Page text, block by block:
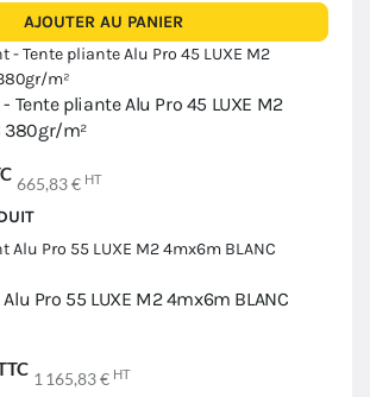
AJOUTER AU PANIER
Tente pliante Alu Pro 45 LUXE M2
380gr/m²
665,83 € HT
Pro 55 LUXE M2 4mx6m BLANC
1 165,83 € HT